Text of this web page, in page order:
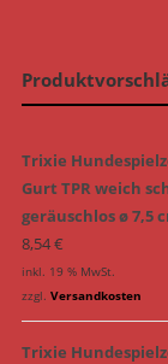
Trixie
Gurt TPR weich
geräuschlos ø 7,5
8,54€
inkl. 19 % MwSt.
zzgl. Versandkosten
Trixie